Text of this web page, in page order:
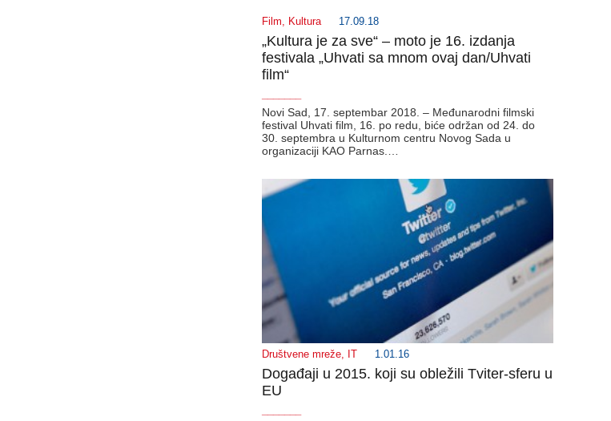
Film, Kultura 17.09.18
„Kultura je za sve“ – moto je 16. izdanja
festivala „Uhvati sa mnom ovaj dan/Uhvati
film“
Novi Sad, 17. septembar 2018. – Međunarodni filmski
festival Uhvati film, 16. po redu, biće održan od 24. do
30. septembra u Kulturnom centru Novog Sada u
organizaciji KAO Parnas.…
Društvene mreže, 1.01.16
Događaji u 2015. koji su obležili Tviter-sferu u
EU